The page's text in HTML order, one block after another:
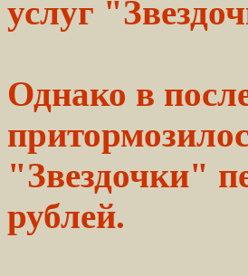
услуг
Однако в
"Звездочки"
рублей.